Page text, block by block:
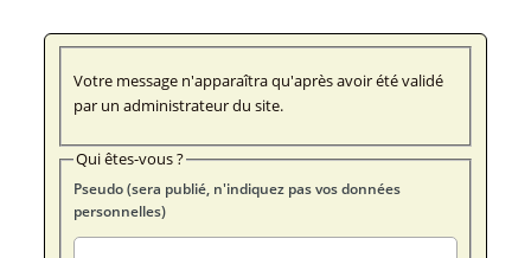
Votre message n'apparaîtra qu'après avoir été validé
par un administrateur du site.
Qui êtes-vous ?
Pseudo (sera publié, n'indiquez pas vos données
personnelles)